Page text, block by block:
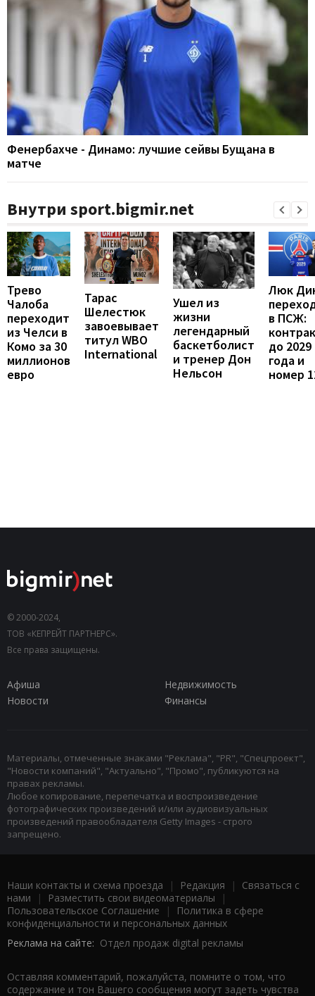
Фенербахче - Динамо: лучшие сейвы Бущана в
матче
Внутри sport.bigmir.net
Трево
Чалоба
переходит
из Челси в
Комо за 30
миллионов
евро
Тарас
Шелестюк
завоевывает
титул WBO
International
Ушел из
жизни
легендарный
баскетболист
и тренер Дон
Нельсон
Люк
в ПСЖ:
до 2029
года и
номер
© 2000-2024,
ТОВ «КЕПРЕЙТ ПАРТНЕРС».
Все права защищены.
Афиша
Недвижимость
Новости
Финансы
Материалы, отмеченные знаками "Реклама", "PR", "Спецпроект",
"Новости компаний", "Актуально", "Промо", публикуются на
правах рекламы.
Любое копирование, перепечатка и воспроизведение
фотографических произведений и/или аудиовизуальных
произведений правообладателя Getty Images - строго
запрещено.
Наши контакты и схема проезда | Редакция | Связаться с
нами | Разместить свои видеоматериалы |
Пользовательское Соглашение |
Политика в сфере
конфиденциальности и персональных данных
Реклама на сайте: Отдел продаж digital рекламы
Оставляя комментарий, пожалуйста, помните о том, что
содержание и тон Вашего сообщения могут задеть чувства